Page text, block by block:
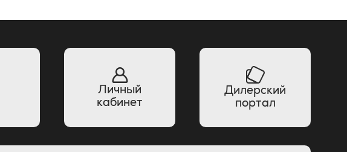
Личный
кабинет
Дилерский
портал